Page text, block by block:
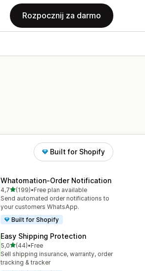
Rozpocznij za darmo
Built for Shopify
Whatomation‑Order Notification
4,7na 5 gwiazdek
(199)
Łączna liczba recenzji: 199
•Free plan available
Send automated order notifications to
your customers WhatsApp.
Built for Shopify
Easy Shipping Protection
5,0na 5 gwiazdek
(44)
Łączna liczba recenzji: 44
•Free
Sell shipping insurance, warranty, order
tracking & tracker